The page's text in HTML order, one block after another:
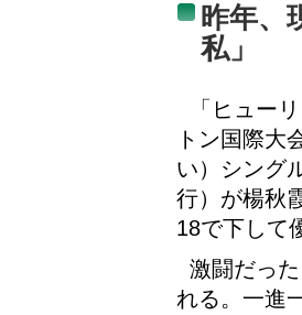
昨年、
私」
「ヒュー
トン国際大
い）シング
行）が楊秋
18で下して
激闘だっ
れる。一進